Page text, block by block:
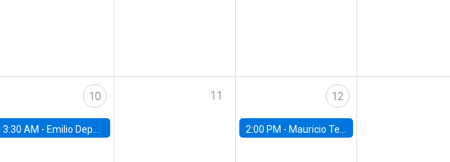
10
3:30 AM - Emilio Depetris-Chauvín, Universidad Católica
11 12
2:00 PM - Mauricio Tejada, UDP